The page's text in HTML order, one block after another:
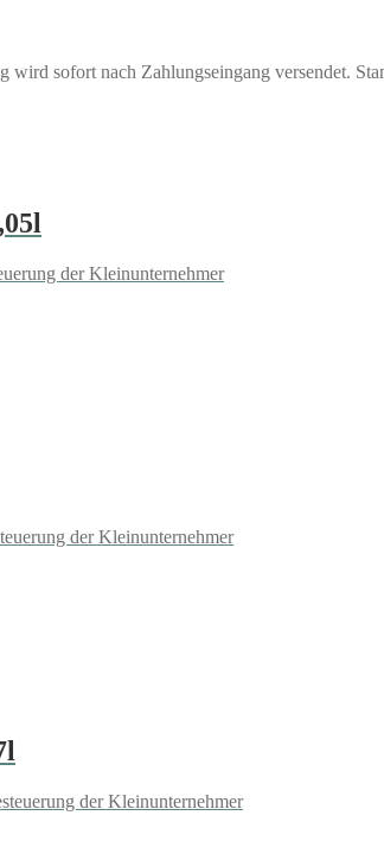
sofort nach Zahlungseingang versendet.
der Kleinunternehmer
der Kleinunternehmer
der Kleinunternehmer